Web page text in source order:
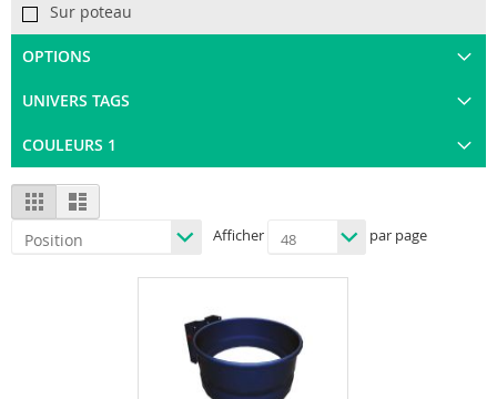
View
as
Grid List
Afficher par page
Sur poteau
OPTIONS
UNIVERS TAGS
COULEURS 1